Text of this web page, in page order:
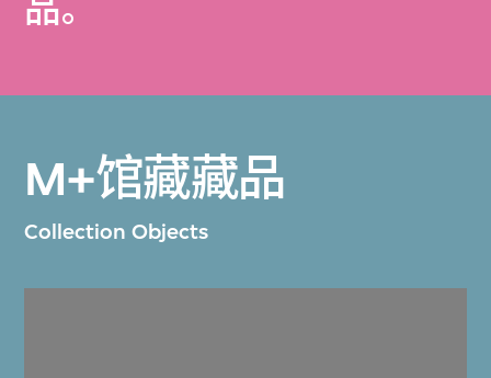
品。
M+馆藏藏品
Collection Objects